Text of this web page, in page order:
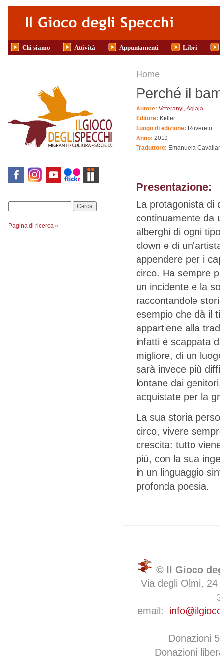
Salta al contenuto principale
Chi siamo Attività Appuntamenti Libri
Pagina di ricerca »
Tu sei qui
Home
Perché il
Autore: Veteranyi, Aglaja
Editore: Keller
Luogo di edizione: Rovereto
Anno: 2019
Traduttore: Emanuela
Presentazione:
La protagonista di
continuamente da
alberghi di ogni
clown e di
appendere per i
circo. Ha sempre
un incidente e la
raccontandole
esempio che dà il
appartiene alla
infatti è scappata
migliore, di un
sarà invece più
lontane dai
acquistate per la
La sua storia
circo, vivere
crescita: tutto
più, con la sua
in un linguaggio
profonda poesia.
© Il Gioco
Via degli Olmi,
email:
Donazioni
Donazioni